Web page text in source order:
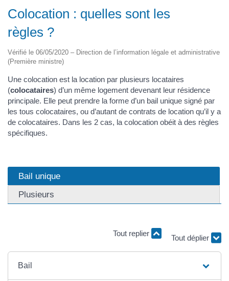
Colocation : quelles sont les
règles ?
Vérifié le 06/05/2020 – Direction de l’information légale et administrative
(Première ministre)
Une colocation est la location par plusieurs locataires
(colocataires) d’un même logement devenant leur résidence
principale. Elle peut prendre la forme d’un bail unique signé par
les tous colocataires, ou d’autant de contrats de location qu’il y a
de colocataires. Dans les 2 cas, la colocation obéit à des règles
spécifiques.
Bail unique
Plusieurs
Tout replier
Tout déplier
Bail